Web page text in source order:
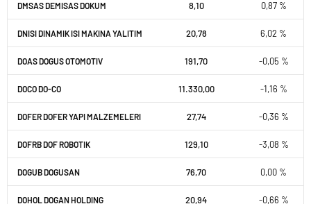
DMSAS DEMISAS DOKUM 8,10 0,87 %
DNISI DINAMIK ISI MAKINA YALITIM 20,78 6,02 %
DOAS DOGUS OTOMOTIV 191,70 -0,05 %
DOCO DO-CO 11.330,00 -1,16 %
DOFER DOFER YAPI MALZEMELERI 27,74 -0,36 %
DOFRB DOF ROBOTIK 129,10 -3,08 %
DOGUB DOGUSAN 76,70 0,00 %
DOHOL DOGAN HOLDING 20,94 -0,66 %